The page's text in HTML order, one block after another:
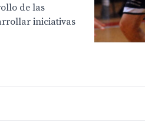
de las
iniciativas